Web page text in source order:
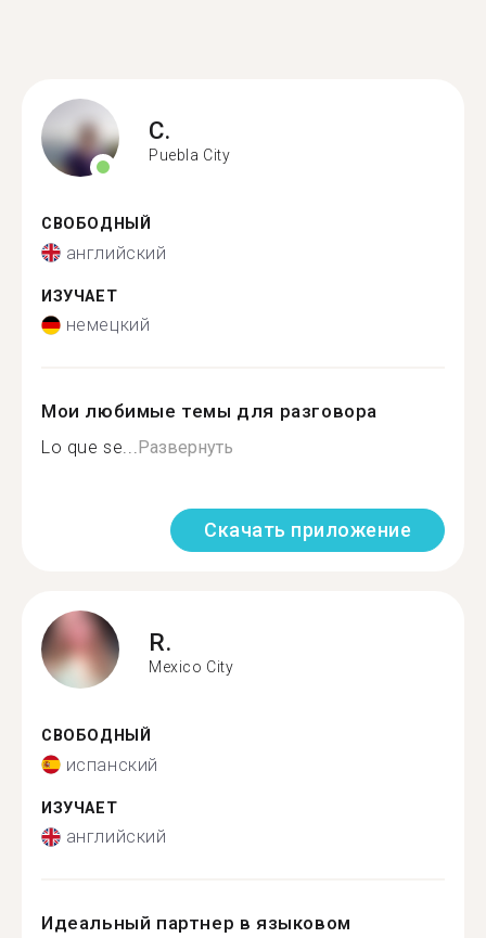
C.
Puebla City
СВОБОДНЫЙ
английский
ИЗУЧАЕТ
немецкий
Мои любимые темы для разговора
Lo que se...Развернуть
Скачать приложение
R.
Mexico City
СВОБОДНЫЙ
испанский
ИЗУЧАЕТ
английский
Идеальный партнер в языковом